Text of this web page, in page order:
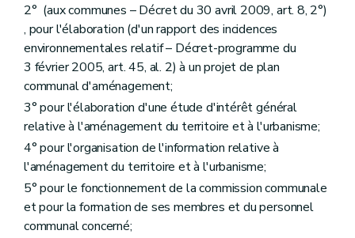
Chapitre IVter
De la liste des modifications d'utilisation de bâtiments subordonnées à permis
Art. 271
Chapitre IVquater
(De la liste des actes et travaux visés à l'article 140 - AGW du 14 novembre 2007, art. 1
Art. 271bis
Chapitre V Des fonctionnaires délégués pour l'application des articles 42, 43, 45, 48 et 50 à 55 (lire articles 84, 89, 99, 107 à 109, 115, 116, 118 et 127)
Art. 272
Art. 273
Chapitre VI
De la liste des personnes de droit public et des actes et travaux d'utilité publique pour laquelle les permis d'urbanisme et de lotir sont délivrés par le Gouvernement ou le fonctionnaire délégué (... – AGW du 17 juillet 2003, art. 2, §1
Art. 274
Art. 274bis
Art. 275 et 276
Chapitre VIbis
(Des conditions dans lesquelles une personne physique ou morale, privée ou publique, ou une association de personnes physiques peut être chargée de l'élaboration ou de la révision des schémas, des plans d'aménagement (... – AGW du 30 juin 2009, art. 5, al. 1
Art. 279
Art. 280
2° (aux communes – Décret du 30 avril 2009, art. 8, 2°)
, pour l'élaboration (d'un rapport des incidences
environnementales relatif – Décret-programme du
3 février 2005, art. 45, al. 2) à un projet de plan
communal d'aménagement;
3° pour l'élaboration d'une étude d'intérêt général
relative à l'aménagement du territoire et à l'urbanisme;
4° pour l'organisation de l'information relative à
l'aménagement du territoire et à l'urbanisme;
5° pour le fonctionnement de la commission communale
et pour la formation de ses membres et du personnel
communal concerné;